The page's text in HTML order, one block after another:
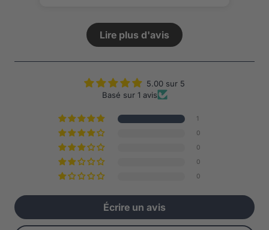
Lire plus d'avis
5.00 sur 5
Basé sur 1 avis
1
0
0
0
0
Écrire un avis